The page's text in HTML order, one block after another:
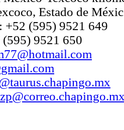
Estado de
+52 (595) 9521 649
9521 650